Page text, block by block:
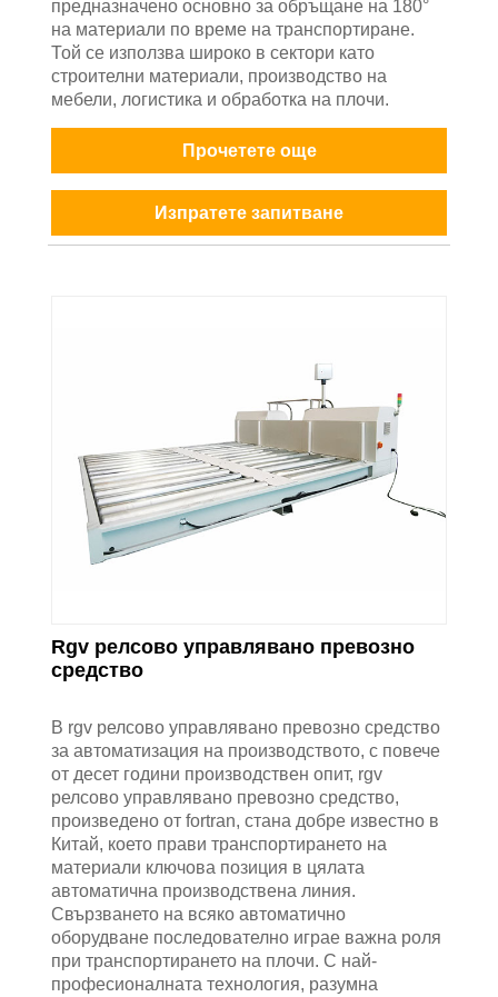
предназначено основно за обръщане на 180°
на материали по време на транспортиране.
Той се използва широко в сектори като
строителни материали, производство на
мебели, логистика и обработка на плочи.
Прочетете още
Изпратете запитване
Rgv релсово управлявано превозно
средство
В rgv релсово управлявано превозно средство
за автоматизация на производството, с повече
от десет години производствен опит, rgv
релсово управлявано превозно средство,
произведено от fortran, стана добре известно в
Китай, което прави транспортирането на
материали ключова позиция в цялата
автоматична производствена линия.
Свързването на всяко автоматично
оборудване последователно играе важна роля
при транспортирането на плочи. С най-
професионалната технология, разумна